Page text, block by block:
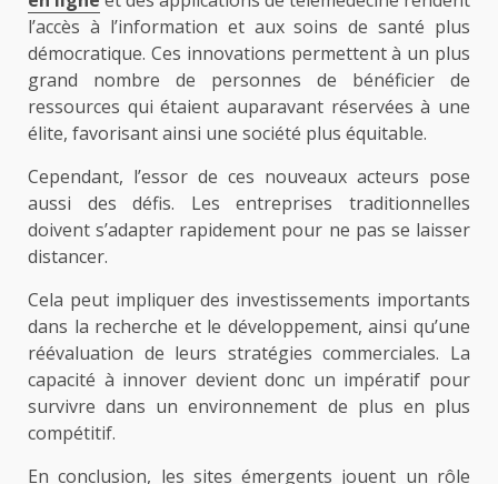
l’accès à l’information et aux soins de santé plus
démocratique. Ces innovations permettent à un plus
grand nombre de personnes de bénéficier de
ressources qui étaient auparavant réservées à une
élite, favorisant ainsi une société plus équitable.
Cependant, l’essor de ces nouveaux acteurs pose
aussi des défis. Les entreprises traditionnelles
doivent s’adapter rapidement pour ne pas se laisser
distancer.
Cela peut impliquer des investissements importants
dans la recherche et le développement, ainsi qu’une
réévaluation de leurs stratégies commerciales. La
capacité à innover devient donc un impératif pour
survivre dans un environnement de plus en plus
compétitif.
En conclusion, les sites émergents jouent un rôle